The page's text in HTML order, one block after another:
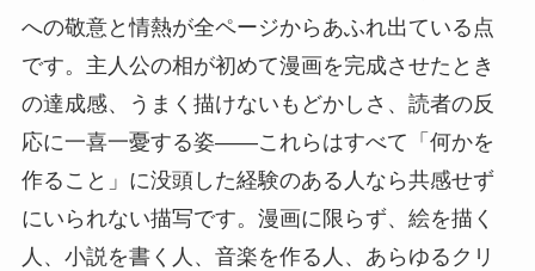
への敬意と情熱が全ページからあふれ出ている点
です。主人公の相が初めて漫画を完成させたとき
の達成感、うまく描けないもどかしさ、読者の反
応に一喜一憂する姿——これらはすべて「何かを
作ること」に没頭した経験のある人なら共感せず
にいられない描写です。漫画に限らず、絵を描く
人、小説を書く人、音楽を作る人、あらゆるクリ